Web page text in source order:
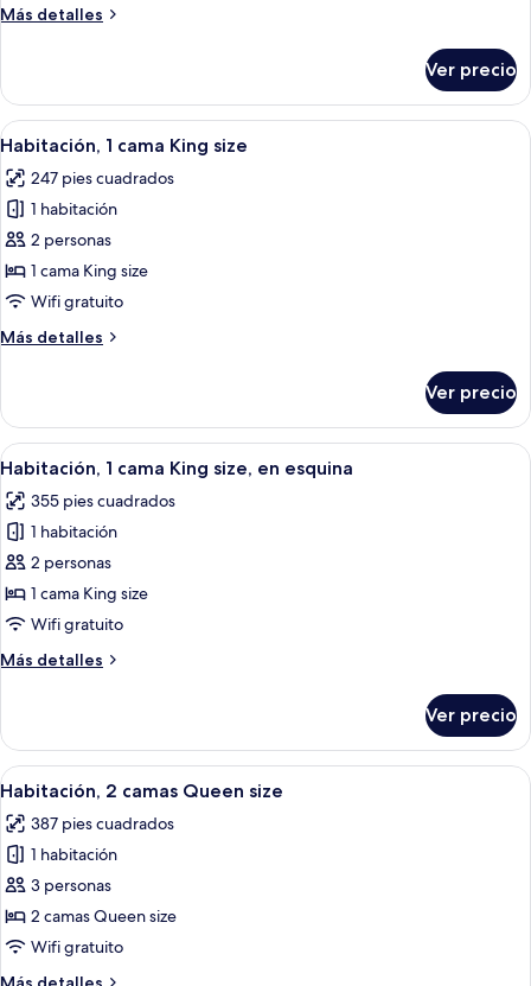
individuales
Más detalles
Más
2
camas
individuales
Ver precio
Abrir
todas
las
fotos
de
Habitación,
1
King
Una habitación de hotel moderna
3
Habitación, 1 cama King size
247 pies cuadrados
1 habitación
2 personas
1 cama King size
Wifi gratuito
Más detalles
Más
1
cama
King
Ver precio
Abrir
todas
las
fotos
de
Habitación,
1
King
esquina
Una habitación de hotel moderna
4
Habitación, 1 cama King size, en esquina
355 pies cuadrados
1 habitación
2 personas
1 cama King size
Wifi gratuito
Más detalles
Más
1
cama
King
en
esquina
Ver precio
Abrir
todas
las
fotos
de
Habitación,
2
Habitación de hotel con una cama
4
Habitación, 2 camas Queen size
387 pies cuadrados
1 habitación
3 personas
2 camas Queen size
Wifi gratuito
Más